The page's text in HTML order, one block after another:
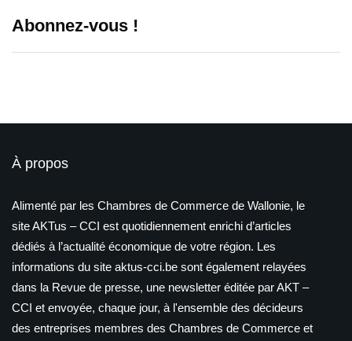
Abonnez-vous !
À propos
Alimenté par les Chambres de Commerce de Wallonie, le
site AKTus – CCI est quotidiennement enrichi d’articles
dédiés à l’actualité économique de votre région. Les
informations du site aktus-cci.be sont également relayées
dans la Revue de presse, une newsletter éditée par AKT –
CCI et envoyée, chaque jour, à l'ensemble des décideurs
des entreprises membres des Chambres de Commerce et